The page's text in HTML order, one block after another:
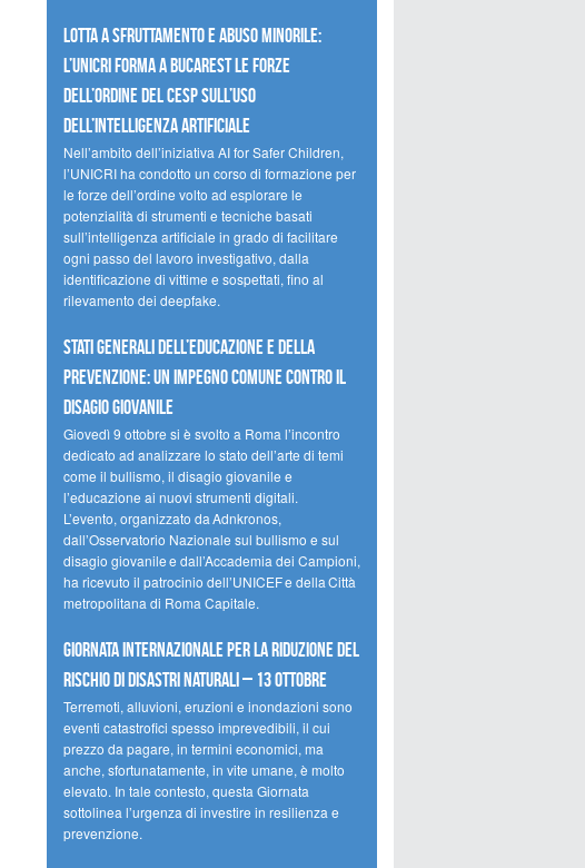
Lotta a sfruttamento e abuso minorile:
l’UNICRI forma a Bucarest le forze
dell’ordine del CESP sull’uso
dell’Intelligenza Artificiale
Nell’ambito dell’iniziativa AI for Safer Children,
l’UNICRI ha condotto un corso di formazione per
le forze dell’ordine volto ad esplorare le
potenzialità di strumenti e tecniche basati
sull’intelligenza artificiale in grado di facilitare
ogni passo del lavoro investigativo, dalla
identificazione di vittime e sospettati, fino al
rilevamento dei deepfake.
Stati Generali dell’Educazione e della
Prevenzione: un impegno comune contro il
disagio giovanile
Giovedì 9 ottobre si è svolto a Roma l’incontro
dedicato ad analizzare lo stato dell’arte di temi
come il bullismo, il disagio giovanile e
l’educazione ai nuovi strumenti digitali.
L’evento, organizzato da Adnkronos,
dall’Osservatorio Nazionale sul bullismo e sul
disagio giovanile e dall’Accademia dei Campioni,
ha ricevuto il patrocinio dell’UNICEF e della Città
metropolitana di Roma Capitale.
Giornata internazionale per la riduzione del
rischio di disastri naturali – 13 ottobre
Terremoti, alluvioni, eruzioni e inondazioni sono
eventi catastrofici spesso imprevedibili, il cui
prezzo da pagare, in termini economici, ma
anche, sfortunatamente, in vite umane, è molto
elevato. In tale contesto, questa Giornata
sottolinea l’urgenza di investire in resilienza e
prevenzione.